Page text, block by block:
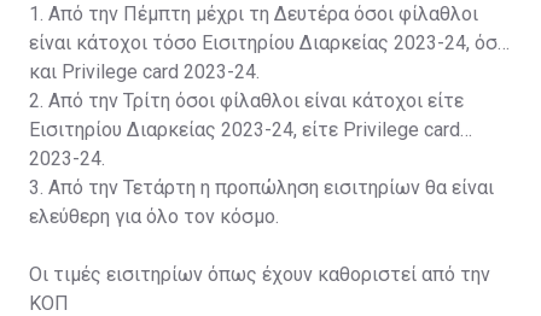
1. Από την Πέμπτη μέχρι τη Δευτέρα όσοι φίλαθλοι
είναι κάτοχοι τόσο Εισιτηρίου Διαρκείας 2023-24, όσο
και Privilege card 2023-24.
2. Από την Τρίτη όσοι φίλαθλοι είναι κάτοχοι είτε
Εισιτηρίου Διαρκείας 2023-24, είτε Privilege card
2023-24.
3. Από την Τετάρτη η προπώληση εισιτηρίων θα είναι
ελεύθερη για όλο τον κόσμο.
Οι τιμές εισιτηρίων όπως έχουν καθοριστεί από την
ΚΟΠ